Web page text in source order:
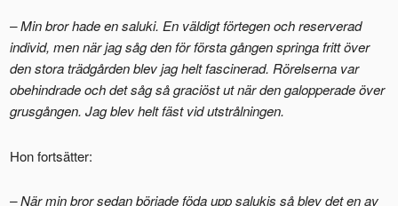
– Min bror hade en saluki. En väldigt förtegen och reserverad
individ, men när jag såg den för första gången springa fritt över
den stora trädgården blev jag helt fascinerad. Rörelserna var
obehindrade och det såg så graciöst ut när den galopperade över
grusgången. Jag blev helt fäst vid utstrålningen.
Hon fortsätter:
– När min bror sedan började föda upp salukis så blev det en av